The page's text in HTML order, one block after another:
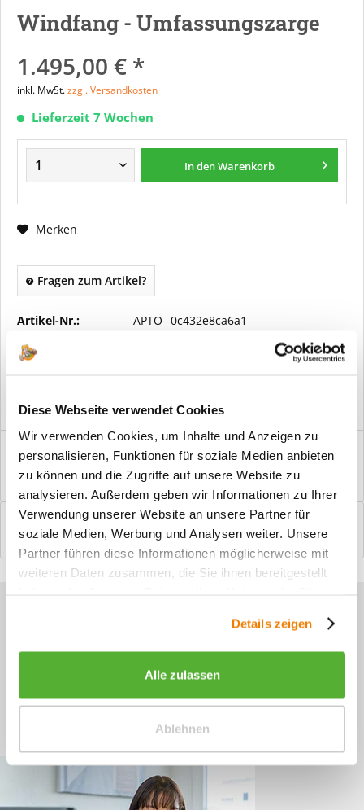
Diese Webseite verwendet Cookies
Wir verwenden Cookies, um Inhalte und Anzeigen zu
personalisieren, Funktionen für soziale Medien anbieten
zu können und die Zugriffe auf unsere Website zu
analysieren. Außerdem geben wir Informationen zu Ihrer
Verwendung unserer Website an unsere Partner für
soziale Medien, Werbung und Analysen weiter. Unsere
Partner führen diese Informationen möglicherweise mit
weiteren Daten zusammen, die Sie ihnen bereitgestellt
Details zeigen
Alle zulassen
Ablehnen
Windfang - Umfassungszarge
1.495,00 € *
inkl. MwSt.zzgl. Versandkosten
Lieferzeit 7 Wochen
In denWarenkorb
Merken
Fragen zum Artikel?
Artikel-Nr.: APTO--0c432e8ca6a1
Vorteile
Windfangelemente online am Bildschirm konfigurieren und
einbaufertig bestellen. In wenigen...
Bewertungen
0
Bewertungen lesen, schreiben und diskutieren...mehr
Sie haben Fragen zu unseren
+49 (0)4244 965 34 04
Mo - Do, 09:00 - 16:00 Uhr
und Fr, 09:00 - 13:00 Uhr